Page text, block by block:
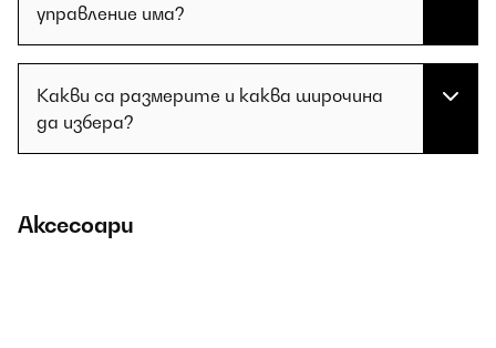
управление има?
Какви са размерите и каква широчина
да избера?
Аксесоари